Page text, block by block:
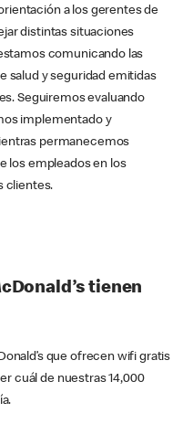
a los gerentes de
distintas situaciones
comunicando las
salud y seguridad emitidas
Seguiremos evaluando
implementado y
permanecemos
los empleados en los
clientes.
tienen
que ofrecen wifi gratis
cuál de nuestras 14,000